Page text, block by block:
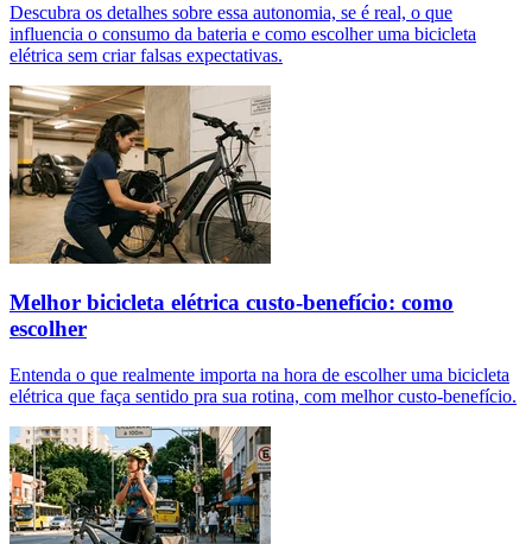
Descubra os detalhes sobre essa autonomia, se é real, o que
influencia o consumo da bateria e como escolher uma bicicleta
elétrica sem criar falsas expectativas.
Melhor bicicleta elétrica custo-benefício: como
escolher
Entenda o que realmente importa na hora de escolher uma bicicleta
elétrica que faça sentido pra sua rotina, com melhor custo-benefício.